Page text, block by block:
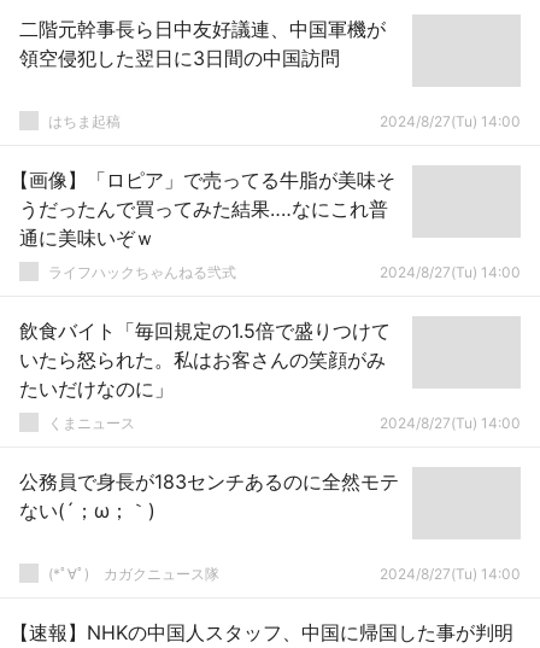
二階元幹事長ら日中友好議連、中国軍機が
領空侵犯した翌日に3日間の中国訪問
はちま起稿 2024/8/27(Tu) 14:00
【画像】「ロピア」で売ってる牛脂が美味そ
うだったんで買ってみた結果‥‥なにこれ普
通に美味いぞｗ
ライフハックちゃんねる弐式 2024/8/27(Tu) 14:00
飲食バイト「毎回規定の1.5倍で盛りつけて
いたら怒られた。私はお客さんの笑顔がみ
たいだけなのに」
くまニュース 2024/8/27(Tu) 14:00
公務員で身長が183センチあるのに全然モテ
ない(´；ω；｀)
(*ﾟ∀ﾟ)ゞカガクニュース隊 2024/8/27(Tu) 14:00
【速報】NHKの中国人スタッフ、中国に帰国した事が判明